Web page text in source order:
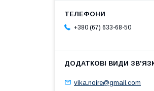
+380 (67) 633-68-50
vika.noire@gmail.com